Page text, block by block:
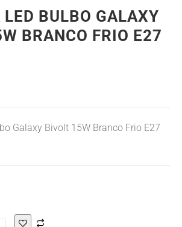
BULBO GALAXY
BRANCO FRIO E27
Galaxy Bivolt 15W Branco Frio E27